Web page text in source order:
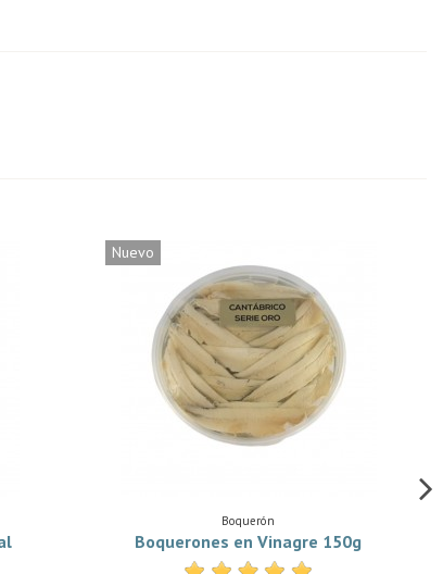
Nuevo
Boquerón
Boquerones en Vinagre 150g